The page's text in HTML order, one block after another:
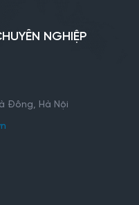
NGHIỆP
Đông, Hà Nội